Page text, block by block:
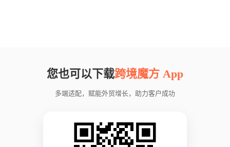
您也可以下载跨境魔方 App
多端适配，赋能外贸增长，助力客户成功